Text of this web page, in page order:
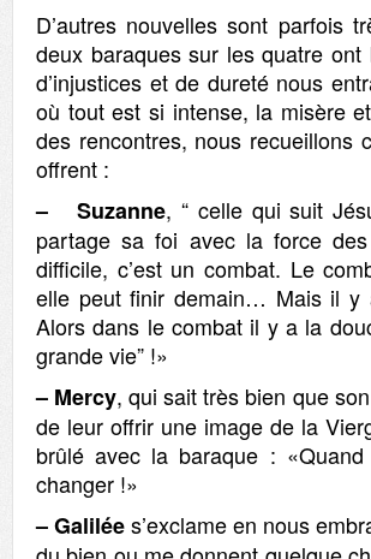
D’autres nouvelles sont parfois
deux baraques sur les quatre
d’injustices et de dureté nous
où tout est si intense, la misère
des rencontres, nous recueillons
offrent :
– Suzanne, “ celle qui suit
partage sa foi avec la force
difficile, c’est un combat. Le
elle peut finir demain… Mais il y
Alors dans le combat il y a la
grande vie” !»
– Mercy, qui sait très bien que
de leur offrir une image de la
brûlé avec la baraque :
changer !»
–Galilées’exclame en nous